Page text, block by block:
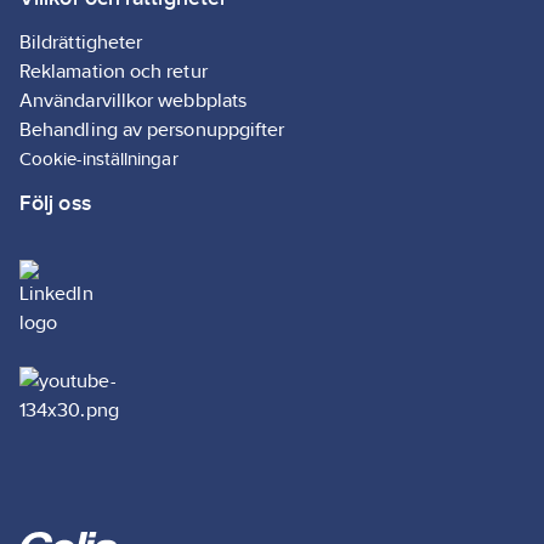
Ean
artikelnr:
Materialklass G895
Bildrättigheter
Reklamation och retur
Användarvillkor webbplats
Behandling av personuppgifter
Cookie-inställningar
Följ oss